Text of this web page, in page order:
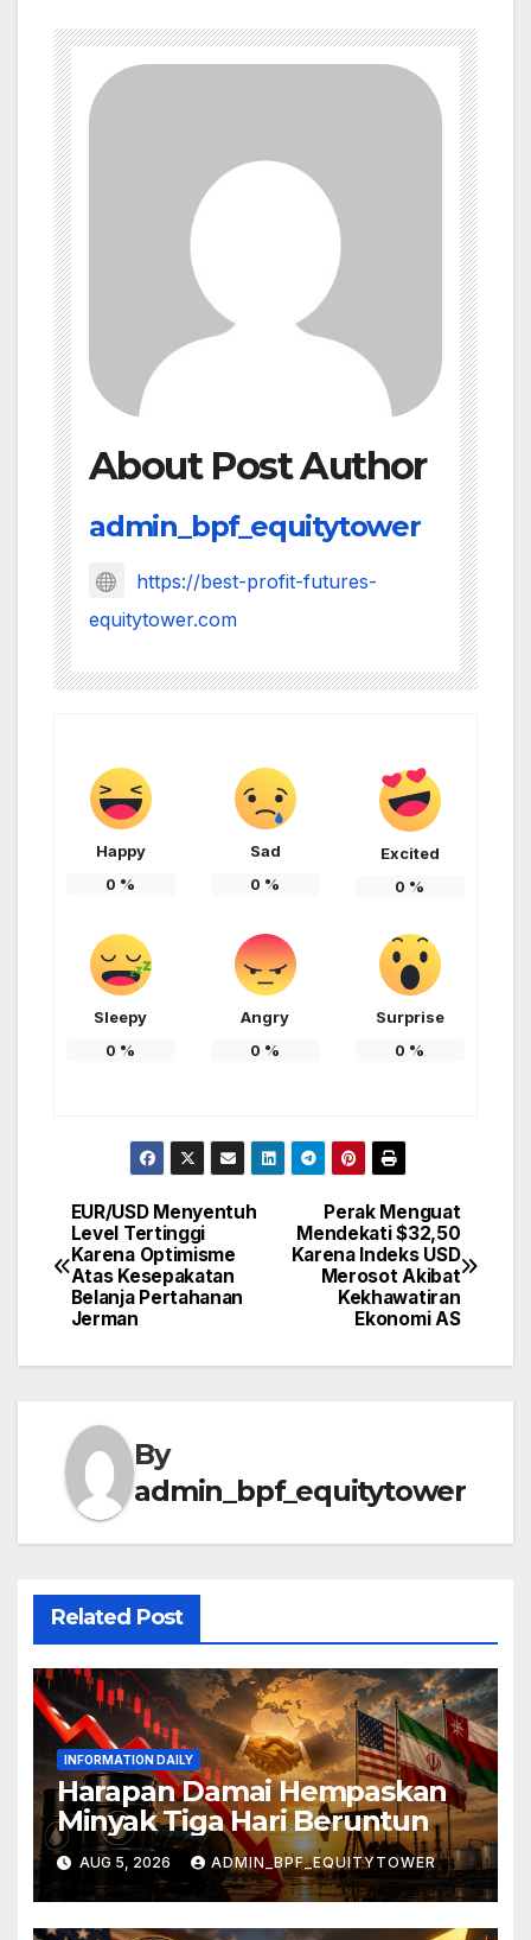
About Post Author
admin_bpf_equitytower
https://best-profit-futures-
equitytower.com
Happy
0 %
Sad
0 %
Excited
0 %
Sleepy
0 %
Angry
0 %
Surprise
0 %
Post
navigation
Perak Menguat
Mendekati $32,50
Karena Indeks USD
Merosot Akibat
Kekhawatiran
Ekonomi AS
EUR/USD Menyentuh
Level Tertinggi
Karena Optimisme
Atas Kesepakatan
Belanja Pertahanan
Jerman
By
admin_bpf_equitytower
Related Post
INFORMATION DAILY
Harapan Damai Hempaskan
Minyak Tiga Hari Beruntun
AUG 5, 2026 ADMIN_BPF_EQUITYTOWER